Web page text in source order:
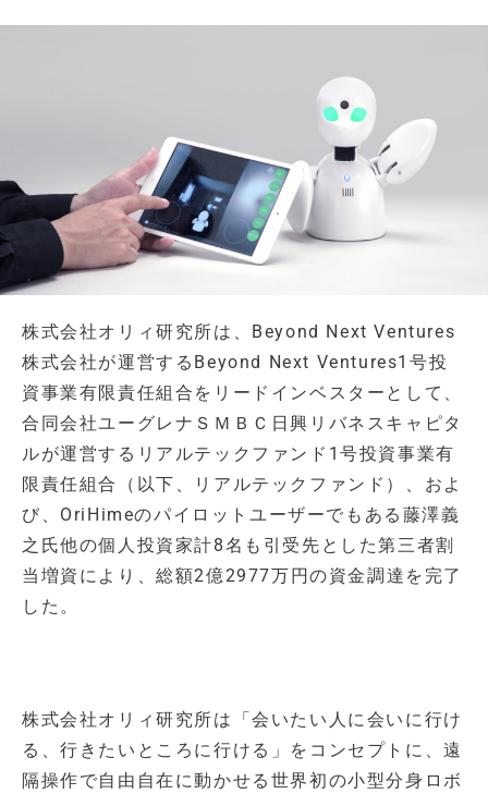
株式会社オリィ研究所は、Beyond Next Ventures
株式会社が運営するBeyond Next Ventures1号投
資事業有限責任組合をリードインベスターとして、
合同会社ユーグレナＳＭＢＣ日興リバネスキャピタ
ルが運営するリアルテックファンド1号投資事業有
限責任組合（以下、リアルテックファンド）、およ
び、OriHimeのパイロットユーザーでもある藤澤義
之氏他の個人投資家計8名も引受先とした第三者割
当増資により、総額2億2977万円の資金調達を完了
した。
株式会社オリィ研究所は「会いたい人に会いに行け
る、行きたいところに行ける」をコンセプトに、遠
隔操作で自由自在に動かせる世界初の小型分身ロボ